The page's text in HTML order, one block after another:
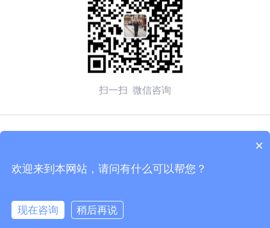
扫一扫 微信咨询
技术支持：化工仪器网管理登陆 sitemap.xml
苏公网安备 32020502002137号
×
欢迎来到本网站，请问有什么可以帮您？
现在咨询 稍后再说